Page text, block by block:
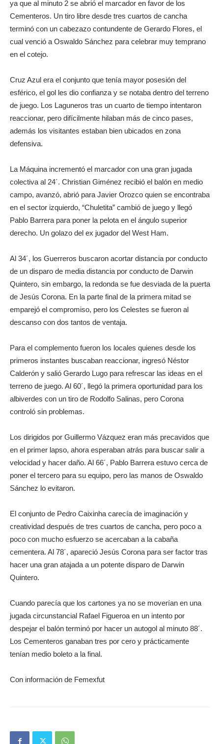
ya que al minuto 2 se abrió el marcador en favor de los
Cementeros. Un tiro libre desde tres cuartos de cancha
terminó con un cabezazo contundente de Gerardo Flores, el
cual venció a Oswaldo Sánchez para celebrar muy temprano
en el cotejo.
Cruz Azul era el conjunto que tenía mayor posesión del
esférico, el gol les dio confianza y se notaba dentro del terreno
de juego. Los Laguneros tras un cuarto de tiempo intentaron
reaccionar, pero difícilmente hilaban más de cinco pases,
además los visitantes estaban bien ubicados en zona
defensiva.
La Máquina incrementó el marcador con una gran jugada
colectiva al 24´. Christian Giménez recibió el balón en medio
campo, avanzó, abrió para Javier Orozco quien se encontraba
en el sector izquierdo, “Chuletita” cambió de juego y llegó
Pablo Barrera para poner la pelota en el ángulo superior
derecho. Un golazo del ex jugador del West Ham.
Al 34´, los Guerreros buscaron acortar distancia por conducto
de un disparo de media distancia por conducto de Darwin
Quintero, sin embargo, la redonda se fue desviada de la puerta
de Jesús Corona. En la parte final de la primera mitad se
emparejó el compromiso, pero los Celestes se fueron al
descanso con dos tantos de ventaja.
Para el complemento fueron los locales quienes desde los
primeros instantes buscaban reaccionar, ingresó Néstor
Calderón y salió Gerardo Lugo para refrescar las ideas en el
terreno de juego. Al 60´, llegó la primera oportunidad para los
albiverdes con un tiro de Rodolfo Salinas, pero Corona
controló sin problemas.
Los dirigidos por Guillermo Vázquez eran más precavidos que
en el primer lapso, ahora esperaban atrás para buscar salir a
velocidad y hacer daño. Al 66´, Pablo Barrera estuvo cerca de
poner el tercero para su equipo, pero las manos de Oswaldo
Sánchez lo evitaron.
El conjunto de Pedro Caixinha carecía de imaginación y
creatividad después de tres cuartos de cancha, pero poco a
poco con mucho esfuerzo se acercaban a la cabaña
cementera. Al 78´, apareció Jesús Corona para ser factor tras
hacer una gran atajada a un potente disparo de Darwin
Quintero.
Cuando parecía que los cartones ya no se moverían en una
jugada circunstancial Rafael Figueroa en un intento por
despejar el balón terminó por hacer un autogol al minuto 88´.
Los Cementeros ganaban tres por cero y prácticamente
tenían medio boleto a la final.
Con información de Femexfut